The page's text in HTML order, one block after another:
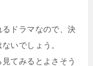
ドラマなので、決
いでしょう。
てみるとよさそう